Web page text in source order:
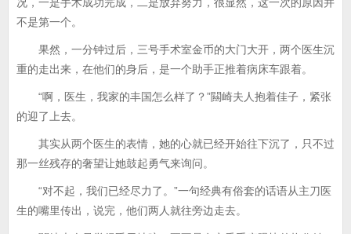
不是第一个。
果然，一分钟过后，三号手术室金币的大门大开，两个医生沉
重的走出来，在他们的身后，是一个助手正推着病床车跟着。
“啊，医生，我家的丰国怎么样了？”闗崎夫人抱着佳子，紧张
的迎了上去。
其实从两个医生的表情，她的心就已经开始往下沉了，只不过
那一丝残存的奢望让她鼓起勇气来询问。
“对不起，我们已经尽力了。”一句经典有俗套的话语从主刀医
生的嘴里传出，说完，他们两人就往旁边走去。